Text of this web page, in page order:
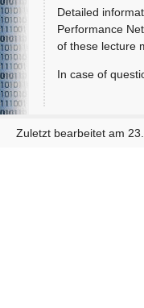
Detailed
Performance
of these lecture
In case of
Zuletzt bearbeitet am